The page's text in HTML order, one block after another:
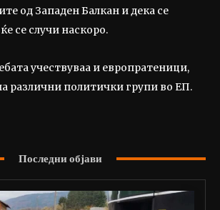
од Западен Балкан и дека се
се случи наскоро.
учествуваа и европратеници,
различни политички групи во ЕП.
Последни објави